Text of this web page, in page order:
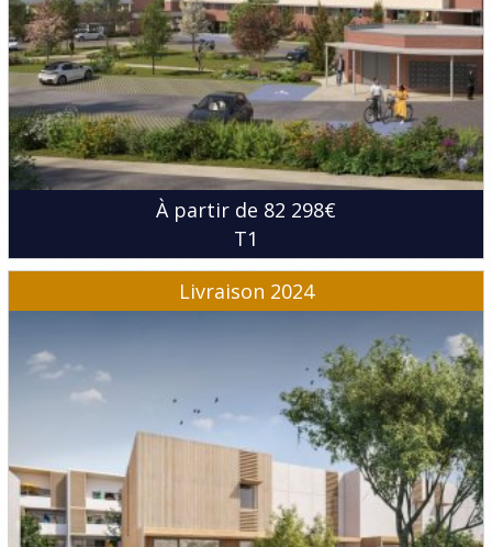
À partir de 82 298€
T1
Livraison 2024